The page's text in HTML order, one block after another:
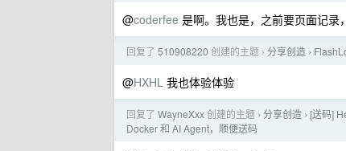
@coderfee 是啊。我也是，之前要页面记录
回复了 510908220 创建的主题 › 分享创造 ›
@HXHL 我也体验体验
回复了 WayneXxx创建的主题 › 分享创造 › [送码]
Docker 和 AI Agent，顺便送码